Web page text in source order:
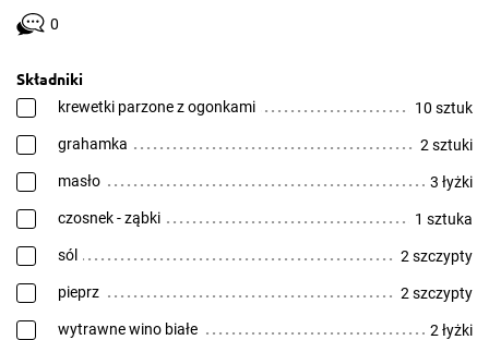
0
Składniki
krewetki parzone z ogonkami 10 sztuk
grahamka 2 sztuki
masło 3 łyżki
czosnek - ząbki 1 sztuka
sól 2 szczypty
pieprz 2 szczypty
wytrawne wino białe 2 łyżki